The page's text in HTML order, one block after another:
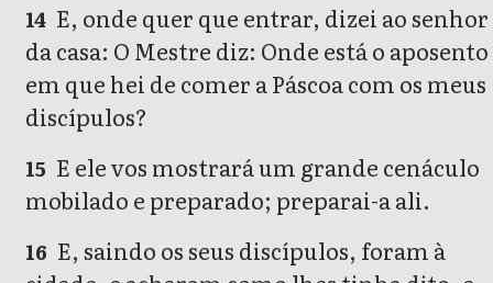
14 E, onde quer que entrar, dizei ao senhor
da casa: O Mestre diz: Onde está o aposento
em que hei de comer a Páscoa com os meus
discípulos?
15 E ele vos mostrará um grande cenáculo
mobilado e preparado; preparai-a ali.
16 E, saindo os seus discípulos, foram à